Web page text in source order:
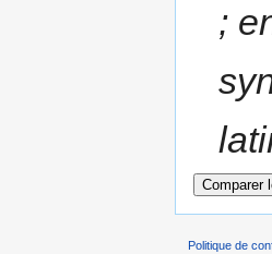
;
Politique de